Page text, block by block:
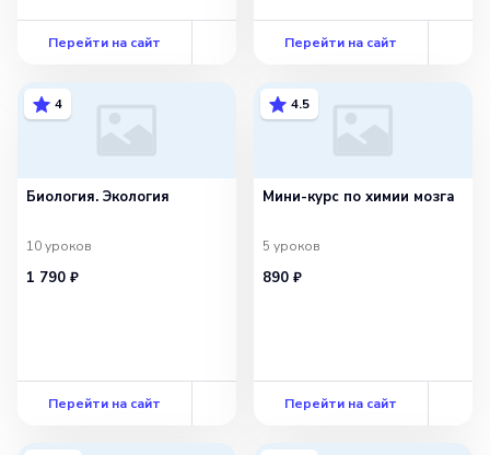
Перейти на сайт Перейти на сайт
4
Биология. Экология
10уроков
1 790 ₽
Перейти на сайт
4.5
Мини-курс по химии мозга
5 уроков
890 ₽
Перейти на сайт